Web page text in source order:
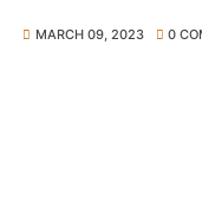
MARCH 09, 2023 0